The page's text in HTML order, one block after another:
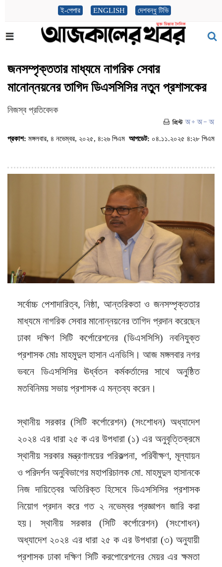
ই-পেপার ENGLISH দেশবন্ধু টিভি
জনসম্পৃক্ততার মাধ্যমে নাগরিক সেবার
মানোন্নয়নের তাগিদ ডিএসসিসির নতুন প্রশাসকের
নিজস্ব প্রতিবেদক
প্রকাশ: মঙ্গলবার, ৪ নভেম্বর, ২০২৫, ৪:২৬ পিএম আপডেট: ০৪.১১.২০২৫ ৪:২৮ পিএম
সর্বোচ্চ পেশাদারিত্ব, নিষ্ঠা, আন্তরিকতা ও জনসম্পৃক্ততার
মাধ্যমে নাগরিক সেবার মানোন্নয়নের তাগিদ প্রদান করেছেন
ঢাকা দক্ষিণ সিটি কর্পোরেশনের (ডিএসসিসি) নবনিযুক্ত
প্রশাসক মোঃ মাহমুদুল হাসান এনডিসি। আজ মঙ্গলবার নগর
ভবনে ডিএসসিসির ঊর্ধ্বতন কর্মকর্তাদের সাথে অনুষ্ঠিত
মতবিনিময় সভায় প্রশাসক এ মন্তব্য করেন।
স্থানীয় সরকার (সিটি কর্পোরেশন) (সংশোধন) অধ্যাদেশ
২০২৪ এর ধারা ২৫ ক এর উপধারা (১) এর অনুবৃত্তিক্রমে
স্থানীয় সরকার মন্ত্রণালয়ের পরিকল্পনা, পরিবীক্ষণ, মূল্যায়ন
ও পরিদর্শন অনুবিভাগের মহাপরিচালক মো. মাহমুদুল হাসানকে
নিজ দায়িত্বের অতিরিক্ত হিসেবে ডিএসসিসির প্রশাসক
নিয়োগ প্রদান করে গত ২ নভেম্বর প্রজ্ঞাপন জারি করা
হয়। স্থানীয় সরকার (সিটি কর্পোরেশন) (সংশোধন)
অধ্যাদেশ ২০২৪ এর ধারা ২৫ ক এর উপধারা (৩) অনুযায়ী
প্রশাসক ঢাকা দক্ষিণ সিটি করপোরেশনের মেয়র এর ক্ষমতা